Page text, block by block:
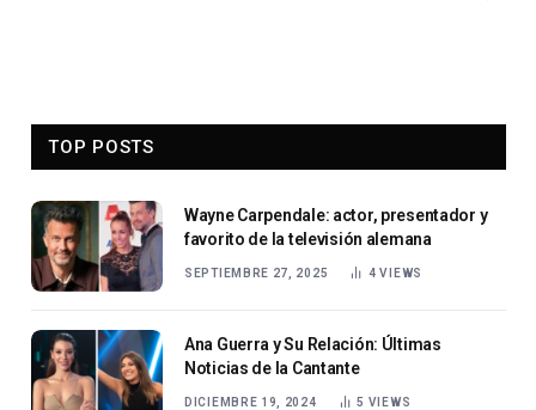
TOP POSTS
Wayne Carpendale: actor, presentador y
favorito de la televisión alemana
SEPTIEMBRE 27, 2025 4VIEWS
Ana Guerra y Su Relación: Últimas
Noticias de la Cantante
DICIEMBRE 19, 2024 5 VIEWS